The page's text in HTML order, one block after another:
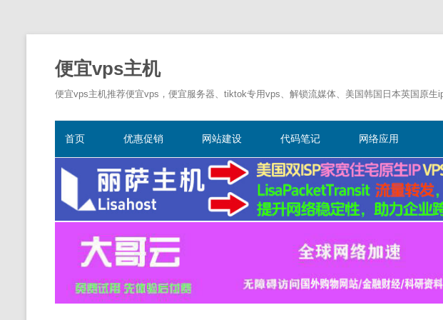
便宜vps主机
便宜vps主机推荐便宜vps，便宜服务器、tiktok专用vps、解锁流媒体、美国韩国日本英国原生
首页 优惠促销 网站建设 代码笔记 网络应用